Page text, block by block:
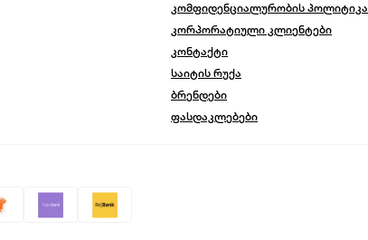
კომფიდენციალურობის პოლიტიკა
კორპორატიული კლიენტები
კონტაქტი
საიტის რუქა
ბრენდები
ფასდაკლებები